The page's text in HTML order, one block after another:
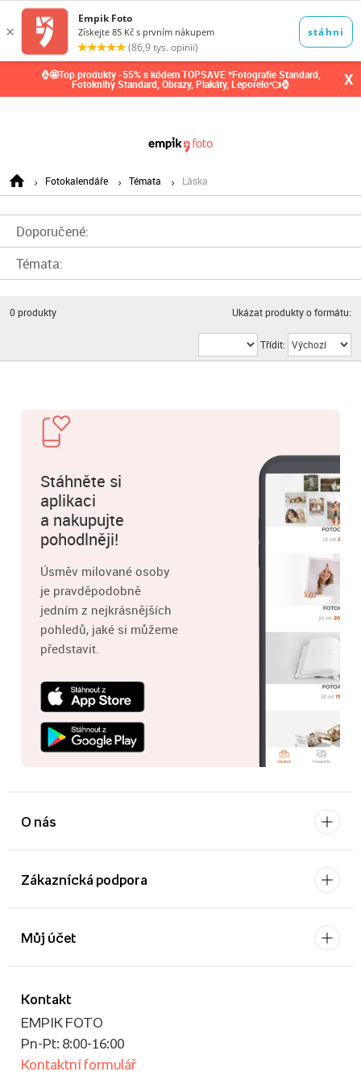
⌚🤩Top produkty -55% s kódem TOPSAVE *Fotografie Standard,
Fotoknihy Standard, Obrazy, Plakáty, Leporelo👈⌚ X
Fotokalendáře Témata Láska
Doporučené:
Témata:
0 produkty Ukázat produkty o formátu:
Třídit:
Stáhněte si
aplikaci
a nakupujte
pohodlněji!
Úsměv milované osoby
je pravděpodobně
jedním z nejkrásnějších
pohledů, jaké si můžeme
představit.
O nás
Zákaznícká podpora
Kontakt
EMPIK FOTO
Pn-Pt: 8:00-16:00
Kontaktní formulář
Můj účet